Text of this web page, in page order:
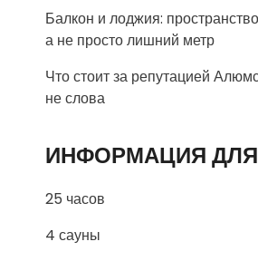
Балкон и лоджия:
а не просто лишний метр
Что стоит за репутацией
не слова
ИНФОРМАЦИЯ
25 часов
4 сауны